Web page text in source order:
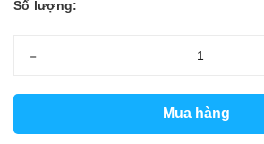
Số lượng:
-
Mua hàng